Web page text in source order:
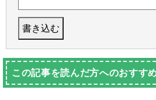
この記事を読んだ方へのおすす